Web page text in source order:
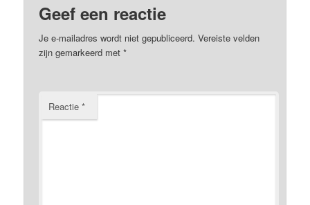
Geef een reactie
Je e-mailadres wordt niet gepubliceerd. Vereiste velden
zijn gemarkeerd met*
Reactie*